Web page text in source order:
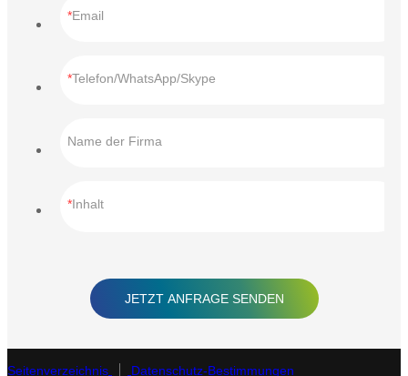
Email
Telefon/WhatsApp/Skype
Name der Firma
Inhalt
JETZT ANFRAGE SENDEN
Seitenverzeichnis Datenschutz-Bestimmungen